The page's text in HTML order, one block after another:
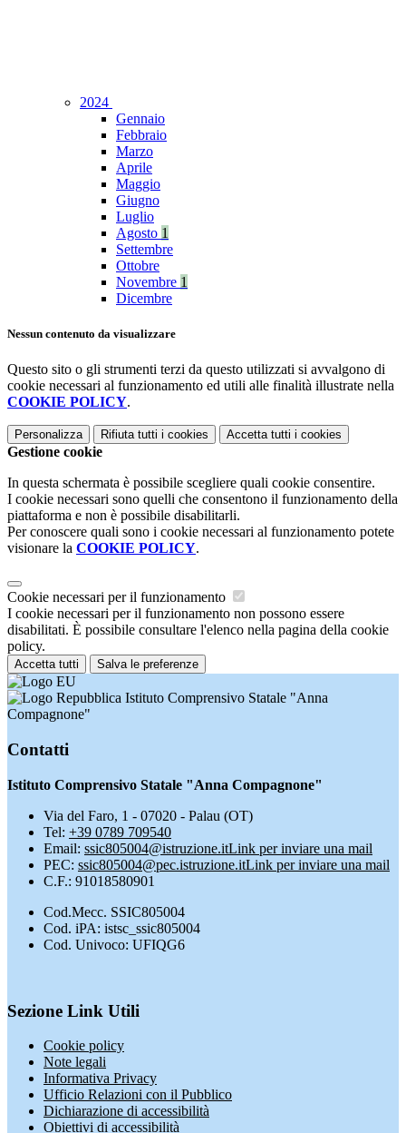
2024
Gennaio
Febbraio
Marzo
Aprile
Maggio
Giugno
Luglio
Agosto 1
Settembre
Ottobre
Novembre 1
Dicembre
Nessun contenuto da visualizzare
Questo sito o gli strumenti terzi da questo utilizzati si avvalgono di
cookie necessari al funzionamento ed utili alle finalità illustrate nella
COOKIE POLICY.
Personalizza Rifiuta tutti i cookies Accetta tutti i cookies
Gestione cookie
In questa schermata è possibile scegliere quali cookie consentire.
I cookie necessari sono quelli che consentono il funzionamento della
piattaforma e non è possibile disabilitarli.
Per conoscere quali sono i cookie necessari al funzionamento potete
visionare la COOKIE POLICY.
Cookie necessari per il funzionamento
I cookie necessari per il funzionamento non possono essere
disabilitati. È possibile consultare l'elenco nella pagina della cookie
policy.
Accetta tutti Salva le preferenze
Istituto Comprensivo Statale "Anna
Compagnone"
Contatti
Istituto Comprensivo Statale "Anna Compagnone"
Via del Faro, 1 - 07020 - Palau (OT)
Tel: +39 0789 709540
Email: ssic805004@istruzione.itLink per inviare una mail
PEC: ssic805004@pec.istruzione.itLink per inviare una mail
C.F.: 91018580901
Cod.Mecc. SSIC805004
Cod. iPA: istsc_ssic805004
Cod. Univoco: UFIQG6
Sezione Link Utili
Cookie policy
Note legali
Informativa Privacy
Ufficio Relazioni con il Pubblico
Dichiarazione di accessibilità
Obiettivi di accessibilità